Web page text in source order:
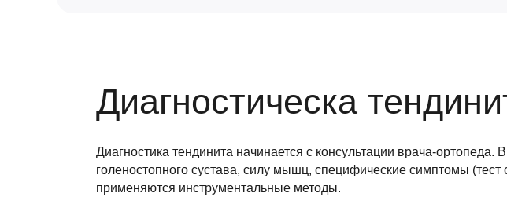
Диагностическа
Диагностика тендинита начинается с консультации врача-
голеностопного сустава, силу мышц, специфические симптомы
применяются инструментальные методы.